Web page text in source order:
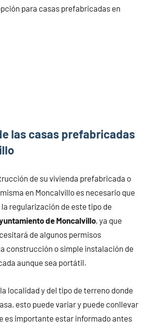
para casas prefabricadas en
las casas prefabricadas
de su vivienda prefabricada o
en Moncalvillo es necesario que
regularización de este tipo de
de Moncalvillo, ya que
de algunos permisos
construcción o simple instalación de
aunque sea portátil.
localidad y del tipo de terreno donde
esto puede variar y puede conllevar
es importante estar informado antes